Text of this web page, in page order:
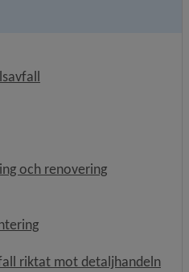
och renovering
riktat mot detaljhandeln